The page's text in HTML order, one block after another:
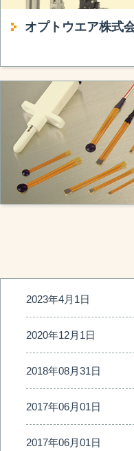
オプトウエア株式
2023年4月1日
2020年12月1日
2018年08月31日
2017年06月01日
2017年06月01日